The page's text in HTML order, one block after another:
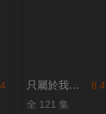
8.4
只屬於我的你
全 121 集